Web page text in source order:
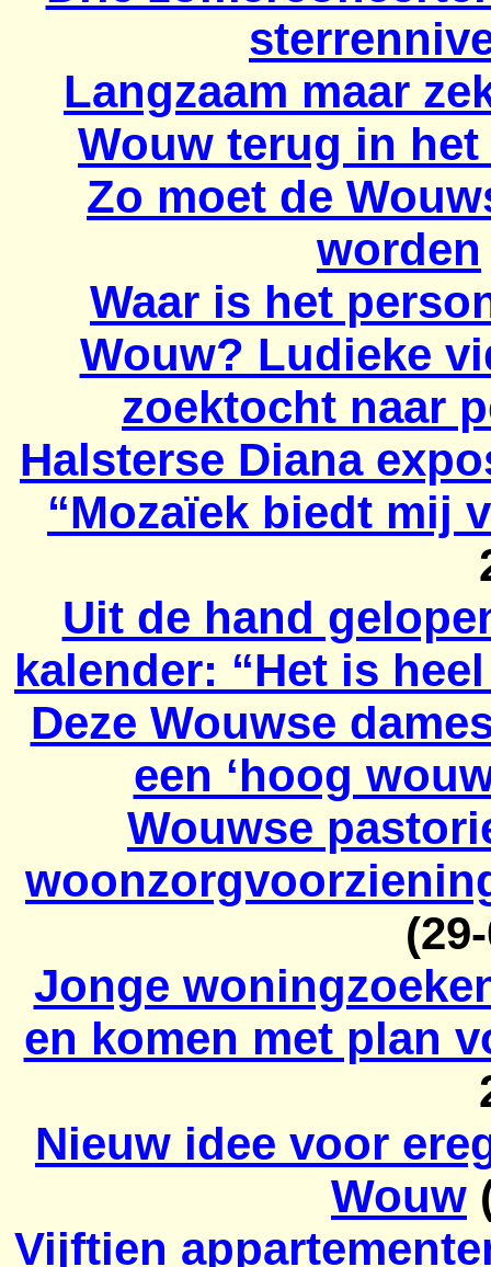
Langzaam maar
Wouw terug in
Zo moet de
worden
Waar is het
Wouw? Ludieke
zoektocht naar
Halsterse Diana
“Mozaïek biedt mij
Uit de hand
kalender: “Het is
Deze Wouwse
een ‘hoog
Wouwse
Jonge
en komen met plan
Nieuw idee voor
Wouw
Vijftien